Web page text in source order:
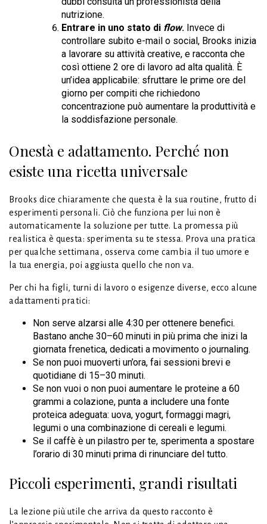
nutrizione.
Entrare in uno stato di flow. Invece di
controllare subito e-mail o social, Brooks inizia
a lavorare su attività creative, e racconta che
così ottiene 2 ore di lavoro ad alta qualità. È
un’idea applicabile: sfruttare le prime ore del
giorno per compiti che richiedono
concentrazione può aumentare la produttività e
la soddisfazione personale.
Onestà e adattamento. Perché non
esiste una ricetta universale
Brooks dice chiaramente che questa è la sua routine, frutto di
esperimenti personali. Ciò che funziona per lui non è
automaticamente la soluzione per tutte. La promessa più
realistica è questa: sperimenta su te stessa. Prova una pratica
per qualche settimana, osserva come cambia il tuo umore e
la tua energia, poi aggiusta quello che non va.
Per chi ha figli, turni di lavoro o esigenze diverse, ecco alcune
adattamenti pratici:
Non serve alzarsi alle 4:30 per ottenere benefici.
Bastano anche 30–60 minuti in più prima che inizi la
giornata frenetica, dedicati a movimento o journaling.
Se non puoi muoverti un’ora, fai sessioni brevi e
quotidiane di 15–30 minuti.
Se non vuoi o non puoi aumentare le proteine a 60
grammi a colazione, punta a includere una fonte
proteica adeguata: uova, yogurt, formaggi magri,
legumi o una combinazione di cereali e legumi.
Se il caffè è un pilastro per te, sperimenta a spostare
l’orario di 30 minuti prima di rinunciare del tutto.
Piccoli esperimenti, grandi risultati
La lezione più utile che arriva da questo racconto è